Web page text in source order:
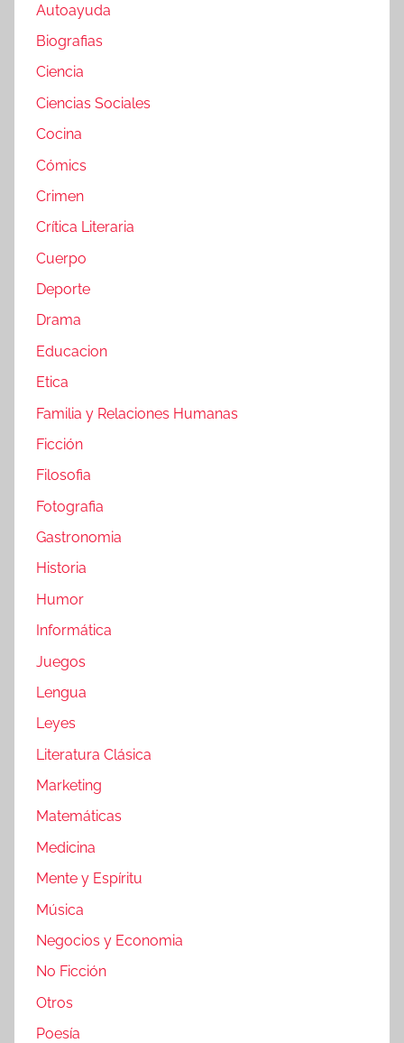
Autoayuda
Biografias
Ciencia
Ciencias Sociales
Cocina
Cómics
Crimen
Crítica Literaria
Cuerpo
Deporte
Drama
Educacion
Etica
Familia y Relaciones Humanas
Ficción
Filosofia
Fotografia
Gastronomia
Historia
Humor
Informática
Juegos
Lengua
Leyes
Literatura Clásica
Marketing
Matemáticas
Medicina
Mente y Espíritu
Música
Negocios y Economia
No Ficción
Otros
Poesía